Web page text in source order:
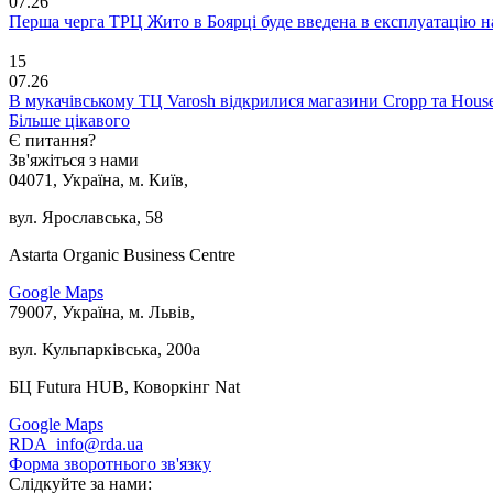
Перша черга ТРЦ Жито в Боярці буде введена в експлуатацію
15
07.26
В мукачівському ТЦ Varosh відкрилися магазини Cropp та
Більше цікавого
Є питання?
Зв'яжіться з нами
04071, Україна, м. Київ,
вул. Ярославська, 58
Astarta Organic Business Centre
Google Maps
79007, Україна, м. Львів,
вул. Кульпарківська, 200а
БЦ Futura HUB, Коворкінг Nat
Google Maps
RDA_info@rda.ua
Форма зворотнього зв'язку
Слідкуйте за нами: